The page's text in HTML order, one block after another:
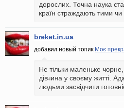
дорослих. Точна наука
країн страждають тими
breket.in.ua
добавил новый топик Моє
Не тільки маленьке
дівчина у своєму житті.
людьми засвідчити